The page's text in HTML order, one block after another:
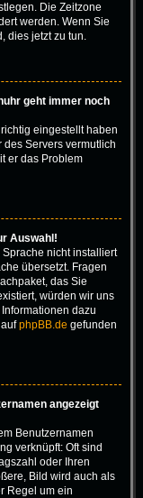
Die Zeitzone
werden. Wenn Sie
dies jetzt zu tun.
geht immer noch
eingestellt haben
Servers vermutlich
er das Problem
Auswahl!
nicht installiert
übersetzt. Fragen
das Sie
würden wir uns
dazu
phpBB.de gefunden
angezeigt
Benutzernamen
verknüpft: Oft sind
oder Ihren
Bild wird auch als
Regel um ein